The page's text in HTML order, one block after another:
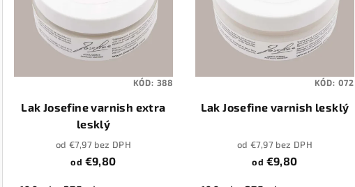
o
d
r
o
Lak Josefine varnish extra
lesklý
od €7,97 bez DPH
od €9,80
KÓD: 388
Lak Josefine varnish lesklý
od €7,97 bez DPH
od €9,80
KÓD: 072